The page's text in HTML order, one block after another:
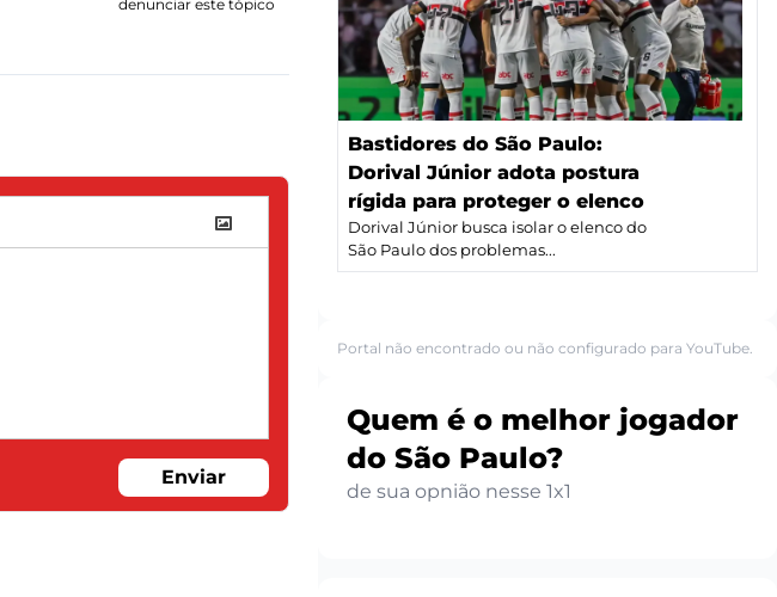
denunciar este tópico
Enviar
Bastidores do São Paulo:
Dorival Júnior adota postura
rígida para proteger o elenco
Dorival Júnior busca isolar o elenco do
São Paulo dos problemas...
Portal não encontrado ou não configurado para YouTube.
Quem é o melhor jogador
do São Paulo?
de sua opnião nesse 1x1